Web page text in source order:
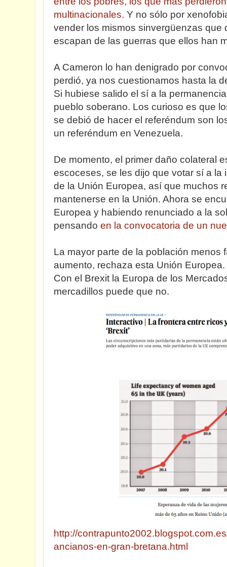
multinacionales. Y no sólo por
vender los mismos sinvergüenzas que
escapan de las guerras que ellos han
A Cameron lo han denigrado por
perdió, ya nos cuestionamos hasta la
Si hubiese salido el sí a la
pueblo soberano. Los curioso es que
se debió de hacer el referéndum son
un referéndum en Venezuela.
De momento, el primer daño colateral
escoceses, se les dijo que votar sí a la
de la Unión Europea, así que muchos
mantenerse en la Unión. Ahora se
Europea y habiendo renunciado a la
pensando en la convocatoria de un
La mayor parte de la población menos
aumento, rechaza esta Unión Europea.
Con el Brexit la Europa de los
mercadillos puede que no.
http://
ancianos-en-gran-bretana.html